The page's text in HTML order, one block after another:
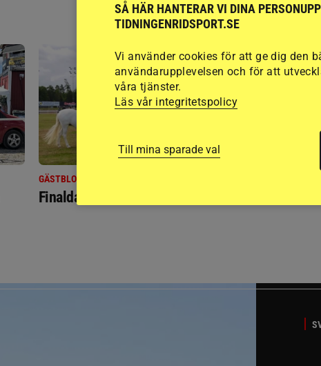
RIDSPORT
BLOGGAR
GÄSTBLOGGEN
Finaldag med jubileumsutställning Så gick
SÅ HÄR HANTERAR VI DINA
TIDNINGENRIDSPORT.SE
Vi använder cookies för att ge dig den
användarupplevelsen och för att
våra tjänster.
Läs vår integritetspolicy
Till mina sparade val